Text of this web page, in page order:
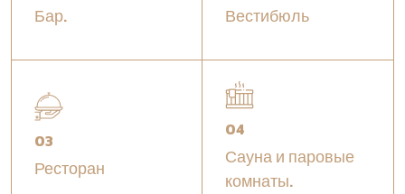
Бар. Вестибюль
03
Ресторан
04
Сауна и паровые
комнаты.